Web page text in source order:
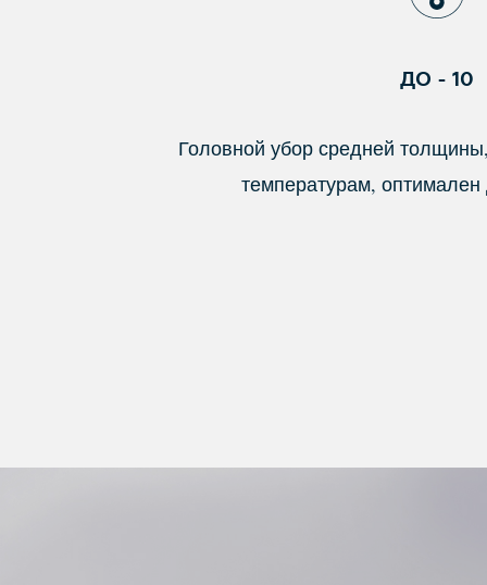
ДО - 10
Головной убор средней
температурам, оптимален